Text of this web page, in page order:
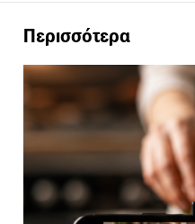
Περισσότερα